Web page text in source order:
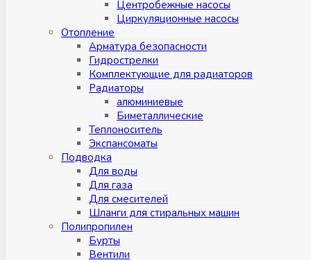
Центробежные насосы
Циркуляционные насосы
Отопление
Арматура безопасности
Гидрострелки
Комплектующие для радиаторов
Радиаторы
алюминиевые
Биметаллические
Теплоноситель
Экспансоматы
Подводка
Для воды
Для газа
Для смесителей
Шланги для стиральных машин
Полипропилен
Бурты
Вентили